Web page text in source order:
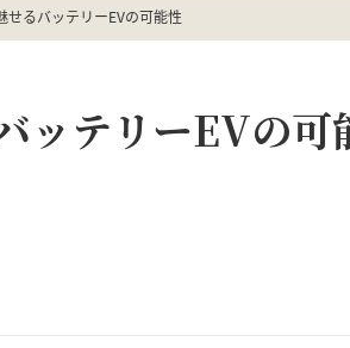
せるバッテリーEVの可能性
ッテリーEVの可